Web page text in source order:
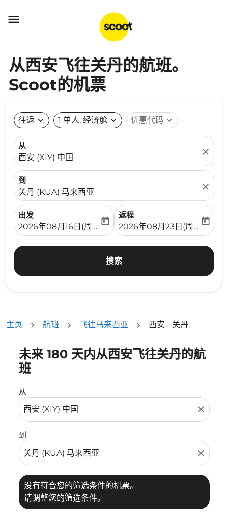

从西安飞往关丹的航班。
Scoot的机票
往返 expand_more 1 单人, 经济舱 expand_more 优惠代码 expand_more
从
西安 (XIY) 中国
close
到
关丹 (KUA) 马来西亚
close
出发
fc-booking-departure-date-aria-label
2026年08月16日(周日)
today
返程
fc-booking-return-date-
2026年08月23日(周日)
today
搜索
主页 航班 飞往马来西亚 西安 - 关丹
未来 180 天内从西安飞往关丹的航
班
从
close
到
close
没有符合您的筛选条件的机票。
请调整您的筛选条件。
没有符合您的筛选条件的机票。请调整您的筛选条件。